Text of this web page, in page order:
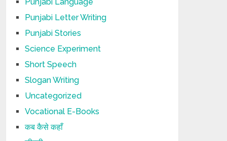
Punjabi Letter Writing
Punjabi Stories
Science Experiment
Short Speech
Slogan Writing
Uncategorized
Vocational E-Books
कब कैसे कहाँ